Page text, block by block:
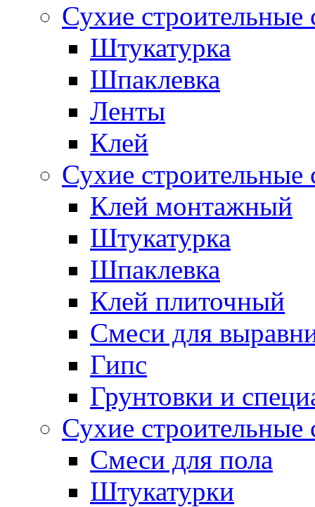
Сухие
Штукатурка
Шпаклевка
Ленты
Клей
Сухие
Клей монтажный
Штукатурка
Шпаклевка
Клей плиточный
Смеси для
Гипс
Грунтовки и
Сухие
Смеси для пола
Штукатурки